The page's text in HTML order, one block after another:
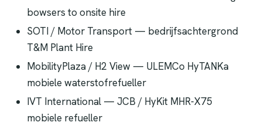
bowsers to onsite hire
SOTI / Motor Transport — bedrijfsachtergrond
T&M Plant Hire
MobilityPlaza / H2 View — ULEMCo HyTANKa
mobiele waterstofrefueller
IVT International — JCB / HyKit MHR-X75
mobiele refueller